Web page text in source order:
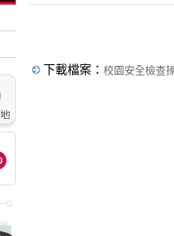
下載檔案： 校園安全檢查